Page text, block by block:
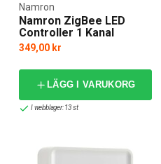
Namron ZigBee LED
Controller 1 Kanal
Namron
349,00 kr
LÄGG I VARUKORG
I webblager: 13 st